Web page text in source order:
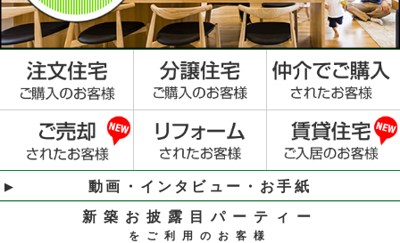
動画・インタビュー・お手紙
新築お披露目パーティー
をご利用のお客様